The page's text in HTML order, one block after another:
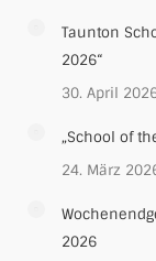
Taunton
2026“
30. April
„School of
24. März
2026